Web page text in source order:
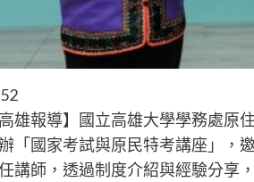
高雄報導】國立高雄大學學務處
辦「國家考試與原民特考講座」
講師，透過制度介紹與經驗分享